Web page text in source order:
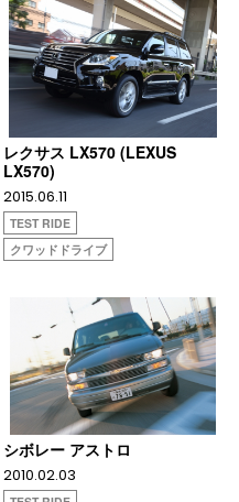
レクサス LX570 (LEXUS
LX570)
2015.06.11
TEST RIDE
クワッドドライブ
シボレー アストロ
2010.02.03